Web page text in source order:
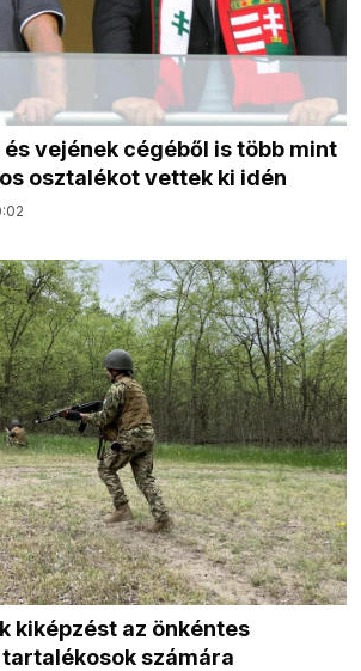
és vejének cégéből is több mint
osztalékot vettek ki idén
kiképzést az önkéntes
számára